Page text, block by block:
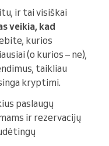
ir tai visiškai
veikia, kad
kurios
(o kurios – ne),
taikliau
kryptimi.
paslaugų
ir rezervacijų